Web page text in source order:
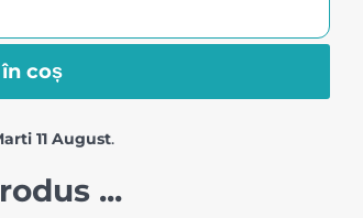
coș
11 August.
...